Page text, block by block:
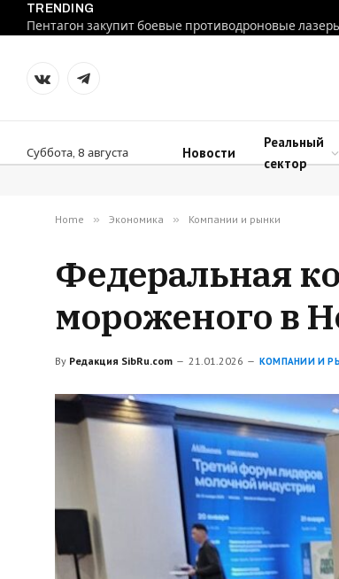
TRENDING
Пентагон закупит боевые противодроновые
VKontakteTelegram
Суббота, 8 августа Новости
Реальный
сектор
Home » Экономика » Компании и рынки
Федеральная
мороженого в
By Редакция SibRu.com 21.01.2026 КОМПАНИИ И